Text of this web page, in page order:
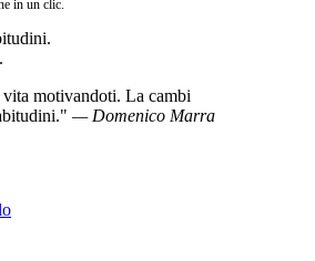
in un clic.
motivandoti. La cambi
— Domenico Marra